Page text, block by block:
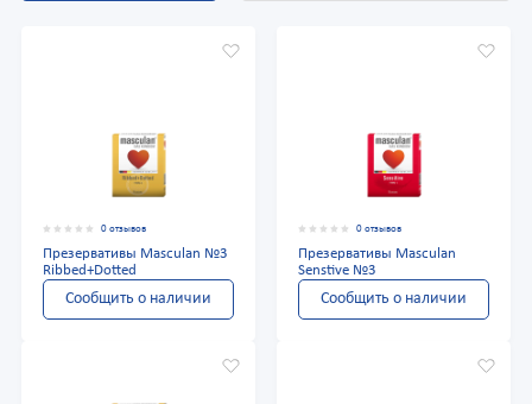
0 отзывов
Презервативы Masculan №3
Ribbed+Dotted
Сообщить о наличии
0 отзывов
Презервативы Masculan
Senstive №3
Сообщить о наличии